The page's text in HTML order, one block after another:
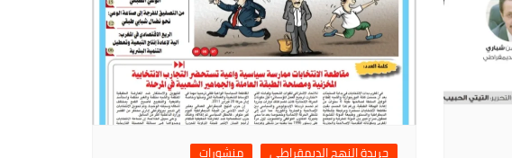
جريدة النهج الديمقراطي منشورات